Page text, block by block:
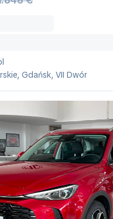
Gdańsk, VII Dwór